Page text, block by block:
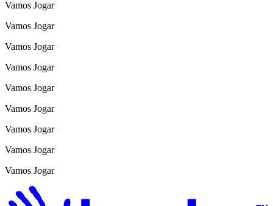
Vamos Jogar
Vamos Jogar
Vamos Jogar
Vamos Jogar
Vamos Jogar
Vamos Jogar
Vamos Jogar
Vamos Jogar
Vamos Jogar